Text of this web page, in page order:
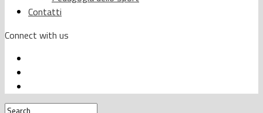
Contatti
Connect with us